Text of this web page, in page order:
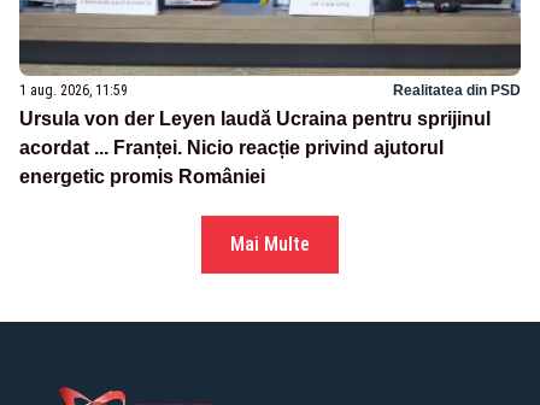
1 aug. 2026, 11:59 Realitatea din PSD
Ursula von der Leyen laudă Ucraina pentru sprijinul
acordat ... Franței. Nicio reacție privind ajutorul
energetic promis României
Mai Multe